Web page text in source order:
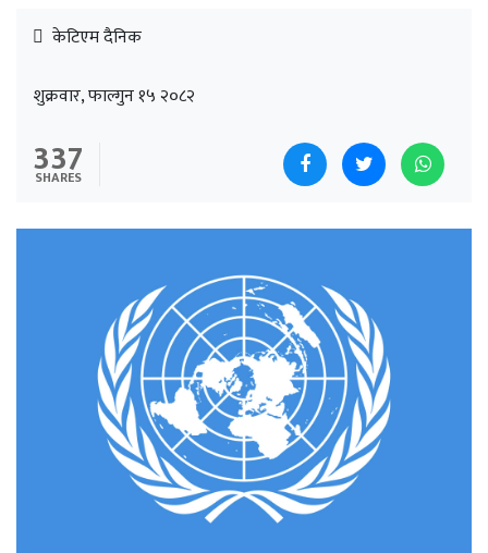
केटिएम दैनिक
शुक्रवार, फाल्गुन १५ २०८२
337
SHARES